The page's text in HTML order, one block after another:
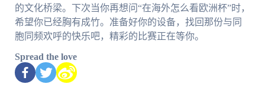
的文化桥梁。下次当你再想问“在海外怎么看欧洲杯”时，
希望你已经胸有成竹。准备好你的设备，找回那份与同
胞同频欢呼的快乐吧，精彩的比赛正在等你。
Spread the love